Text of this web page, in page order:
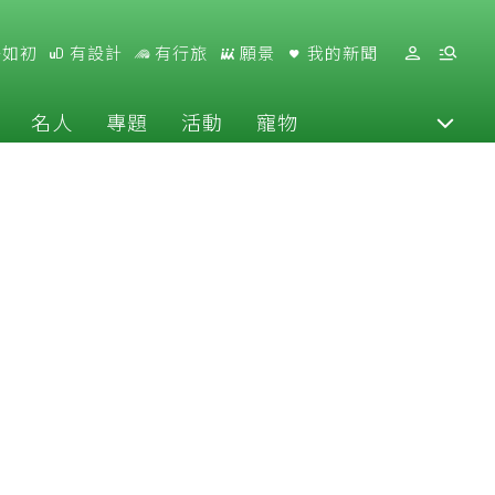
初 有設計 有行旅 願景 我的新聞
名人 專題 活動 寵物